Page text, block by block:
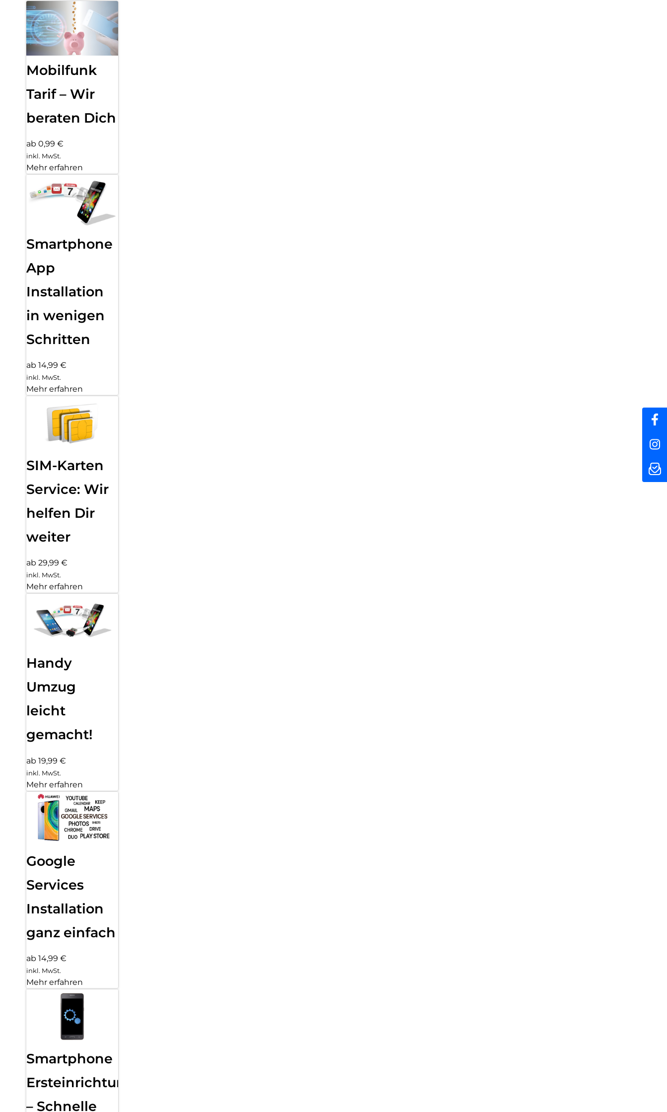
Mobilfunk
Tarif – Wir
beraten Dich
ab 0,99 €
inkl. MwSt.
Mehr erfahren
Smartphone
App
Installation
in wenigen
Schritten
ab 14,99 €
inkl. MwSt.
Mehr erfahren
SIM-Karten
Service: Wir
helfen Dir
weiter
ab 29,99 €
inkl. MwSt.
Mehr erfahren
Handy
Umzug
leicht
gemacht!
ab 19,99 €
inkl. MwSt.
Mehr erfahren
Google
Services
Installation
ganz einfach
ab 14,99 €
inkl. MwSt.
Mehr erfahren
Smartphone
Ersteinrichtung
– Schnelle